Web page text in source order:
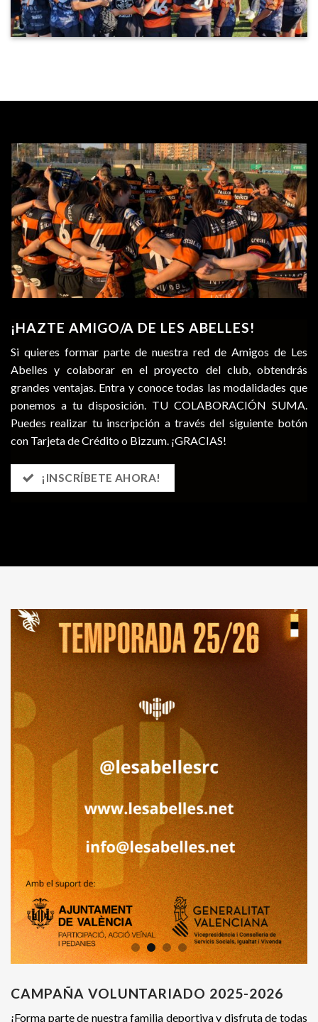
¡HAZTE AMIGO/A DE LES ABELLES!
Si quieres formar parte de nuestra red de Amigos de Les
Abelles y colaborar en el proyecto del club, obtendrás
grandes ventajas. Entra y conoce todas las modalidades que
ponemos a tu disposición. TU COLABORACIÓN SUMA.
Puedes realizar tu inscripción a través del siguiente botón
con Tarjeta de Crédito o Bizzum. ¡GRACIAS!
¡INSCRÍBETE AHORA!
CAMPAÑA VOLUNTARIADO 2025-2026
¡Forma parte de nuestra familia deportiva y disfruta de todas